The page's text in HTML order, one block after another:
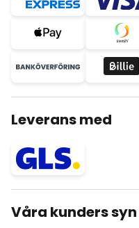
Leverans med
Våra kunders syn